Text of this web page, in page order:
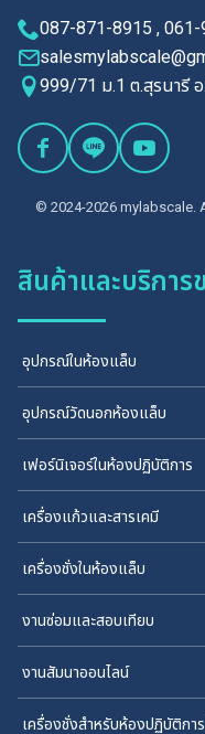
087-871-8915 ,
999/71 ม.1 ต.สุรนารี
© 2024-2026 mylabscale.
สินค้าและบริการ
อุปกรณ์ในห้องแล็บ
อุปกรณ์วัดนอกห้องแล็บ
เฟอร์นิเจอร์ในห้องปฏิบัติการ
เครื่องแก้วและสารเคมี
เครื่องชั่งในห้องแล็บ
งานซ่อมและสอบเทียบ
งานสัมนาออนไลน์
เครื่องชั่งสำหรับห้องปฏิบัติกา